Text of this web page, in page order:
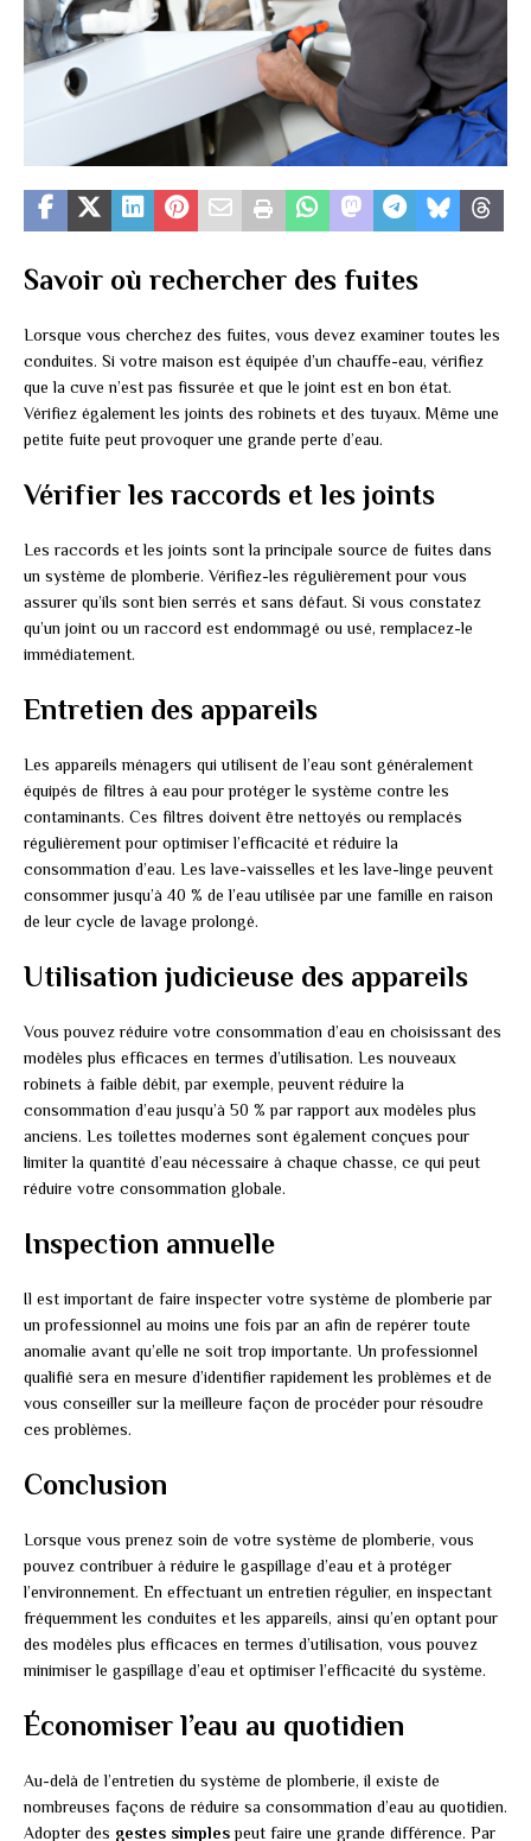
Savoir où rechercher des fuites
Lorsque vous cherchez des fuites, vous devez examiner toutes les
conduites. Si votre maison est équipée d’un chauffe-eau, vérifiez
que la cuve n’est pas fissurée et que le joint est en bon état.
Vérifiez également les joints des robinets et des tuyaux. Même une
petite fuite peut provoquer une grande perte d’eau.
Vérifier les raccords et les joints
Les raccords et les joints sont la principale source de fuites dans
un système de plomberie. Vérifiez-les régulièrement pour vous
assurer qu’ils sont bien serrés et sans défaut. Si vous constatez
qu’un joint ou un raccord est endommagé ou usé, remplacez-le
immédiatement.
Entretien des appareils
Les appareils ménagers qui utilisent de l’eau sont généralement
équipés de filtres à eau pour protéger le système contre les
contaminants. Ces filtres doivent être nettoyés ou remplacés
régulièrement pour optimiser l’efficacité et réduire la
consommation d’eau. Les lave-vaisselles et les lave-linge peuvent
consommer jusqu’à 40 % de l’eau utilisée par une famille en raison
de leur cycle de lavage prolongé.
Utilisation judicieuse des appareils
Vous pouvez réduire votre consommation d’eau en choisissant des
modèles plus efficaces en termes d’utilisation. Les nouveaux
robinets à faible débit, par exemple, peuvent réduire la
consommation d’eau jusqu’à 50 % par rapport aux modèles plus
anciens. Les toilettes modernes sont également conçues pour
limiter la quantité d’eau nécessaire à chaque chasse, ce qui peut
réduire votre consommation globale.
Inspection annuelle
Il est important de faire inspecter votre système de plomberie par
un professionnel au moins une fois par an afin de repérer toute
anomalie avant qu’elle ne soit trop importante. Un professionnel
qualifié sera en mesure d’identifier rapidement les problèmes et de
vous conseiller sur la meilleure façon de procéder pour résoudre
ces problèmes.
Conclusion
Lorsque vous prenez soin de votre système de plomberie, vous
pouvez contribuer à réduire le gaspillage d’eau et à protéger
l’environnement. En effectuant un entretien régulier, en inspectant
fréquemment les conduites et les appareils, ainsi qu’en optant pour
des modèles plus efficaces en termes d’utilisation, vous pouvez
minimiser le gaspillage d’eau et optimiser l’efficacité du système.
Économiser l’eau au quotidien
Au-delà de l’entretien du système de plomberie, il existe de
nombreuses façons de réduire sa consommation d’eau au quotidien.
Adopter des gestes simplespeut faire une grande différence. Par